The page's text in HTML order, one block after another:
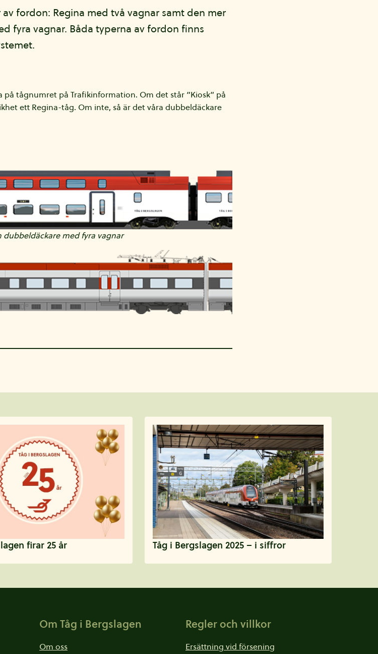
fordon: Regina med två vagnar samt den mer
fyra vagnar. Båda typerna av fordon finns
tågnumret på Trafikinformation. Om det står ”Kiosk” på
ett Regina-tåg. Om inte, så är det våra dubbeldäckare
dubbeldäckare med fyra vagnar
firar 25 år
Tåg i Bergslagen 2025 – i siffror
Om Tåg i Bergslagen
Om oss
Regler och villkor
Ersättning vid försening